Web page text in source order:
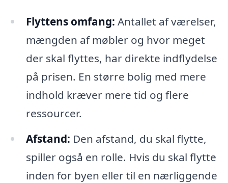
Flyttens omfang: Antallet af værelser,
mængden af møbler og hvor meget
der skal flyttes, har direkte indflydelse
på prisen. En større bolig med mere
indhold kræver mere tid og flere
ressourcer.
Afstand: Den afstand, du skal flytte,
spiller også en rolle. Hvis du skal flytte
inden for byen eller til en nærliggende